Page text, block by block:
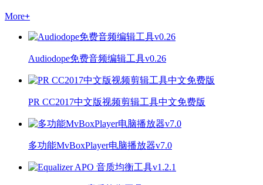
More+
Audiodope免费音频编辑工具v0.26
PR CC2017中文版视频剪辑工具中文免费版
多功能MvBoxPlayer电脑播放器v7.0